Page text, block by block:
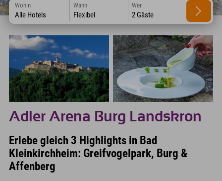
Wohin
Alle Hotels
Wann
Flexibel
Wer
2 Gäste
Adler Arena Burg Landskron
Erlebe gleich 3 Highlights in Bad
Kleinkirchheim: Greifvogelpark, Burg &
Affenberg